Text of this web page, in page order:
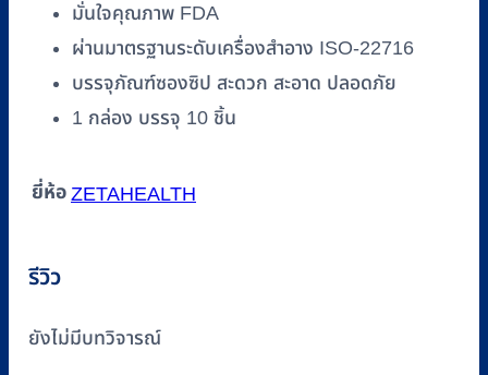
มั่นใจคุณภาพ FDA
ผ่านมาตรฐานระดับเครื่องสำอาง ISO-22716
บรรจุภัณฑ์ซองซิป สะดวก สะอาด ปลอดภัย
1 กล่อง บรรจุ 10 ชิ้น
ยี่ห้อ ZETAHEALTH
รีวิว
ยังไม่มีบทวิจารณ์